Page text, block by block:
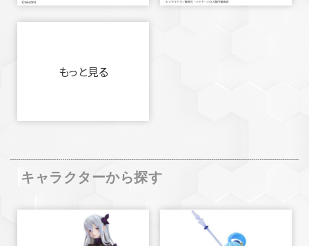
もっと見る
キャラクターから探す